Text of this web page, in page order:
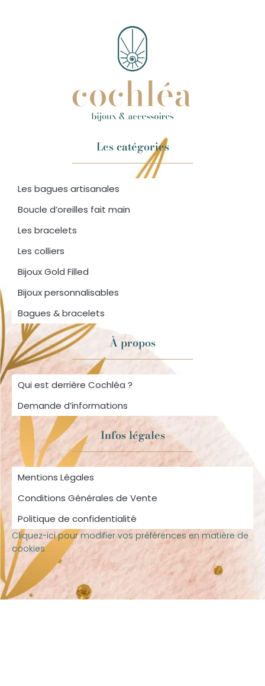
Les catégories
Les bagues artisanales
Boucle d’oreilles fait main
Les bracelets
Les colliers
Bijoux Gold Filled
Bijoux personnalisables
Bagues & bracelets
À propos
Qui est derrière Cochléa ?
Demande d’informations
Infos légales
Mentions Légales
Conditions Générales de Vente
Politique de confidentialité
Cliquez-ici pour modifier vos préférences en matière de
cookies